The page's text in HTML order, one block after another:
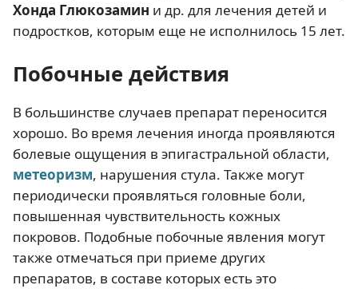
Хонда Глюкозамин и др. для лечения детей и
подростков, которым еще не исполнилось 15 лет.
Побочные действия
В большинстве случаев препарат переносится
хорошо. Во время лечения иногда проявляются
болевые ощущения в эпигастральной области,
метеоризм, нарушения стула. Также могут
периодически проявляться головные боли,
повышенная чувствительность кожных
покровов. Подобные побочные явления могут
также отмечаться при приеме других
препаратов, в составе которых есть это